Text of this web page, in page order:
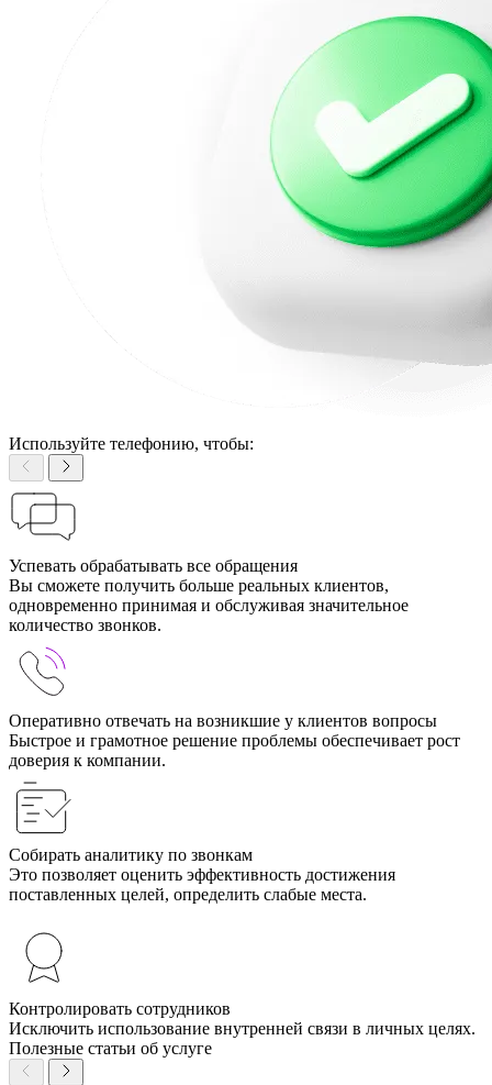
Используйте телефонию, чтобы:
Успевать обрабатывать все обращения
Вы сможете получить больше реальных клиентов,
одновременно принимая и обслуживая значительное
количество звонков.
Оперативно отвечать на возникшие у клиентов вопросы
Быстрое и грамотное решение проблемы обеспечивает рост
доверия к компании.
Собирать аналитику по звонкам
Это позволяет оценить эффективность достижения
поставленных целей, определить слабые места.
Контролировать сотрудников
Исключить использование внутренней связи в личных целях.
Полезные статьи об услуге